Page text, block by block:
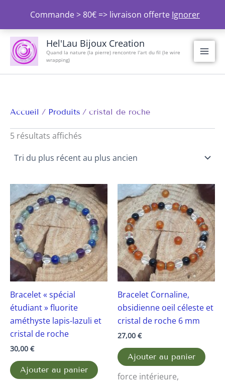
Commande > 80€ => livraison offerte Ignorer
contenu
Hel'Lau Bijoux Creation
Quand la nature (la pierre) rencontre l'art du fil (le wire
wrapping)
Accueil Produits cristal de roche
5 résultats affichés
Trié
du
plus
récent
plus
Bracelet « spécial
étudiant » fluorite
améthyste lapis-lazuli et
cristal de roche
30,00 €
Ajouter au panier
Bracelet Cornaline,
obsidienne oeil céleste et
cristal de roche 6 mm
27,00 €
Ajouter au panier
force intérieure,